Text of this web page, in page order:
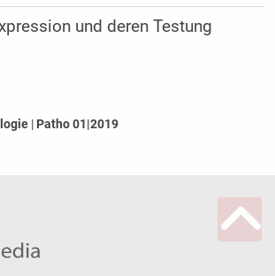
und deren Testung
| Patho 01|2019